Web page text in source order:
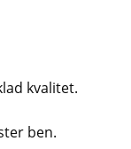
kvalitet.
ben.